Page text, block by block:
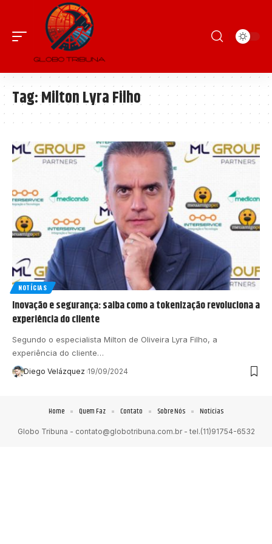
Tag:Milton Lyra Filho
NOTÍCIAS
Inovação e segurança: saiba como a tokenização revoluciona a
experiência do cliente
Segundo o especialista Milton de Oliveira Lyra Filho, a
experiência do cliente…
Diego Velázquez 19/09/2024
Globo Tribuna - contato@globotribuna.com.br- tel.(11)91754-6532
Home Quem Faz Contato Sobre Nós Notícias